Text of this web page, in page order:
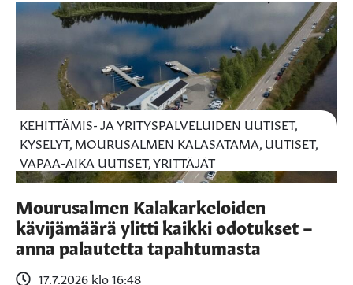
KEHITTÄMIS- JA YRITYSPALVELUIDEN UUTISET,
KYSELYT, MOURUSALMEN KALASATAMA, UUTISET,
VAPAA-AIKA UUTISET, YRITTÄJÄT
Mourusalmen Kalakarkeloiden
kävijämäärä ylitti kaikki odotukset –
anna palautetta tapahtumasta
17.7.2026 klo 16:48